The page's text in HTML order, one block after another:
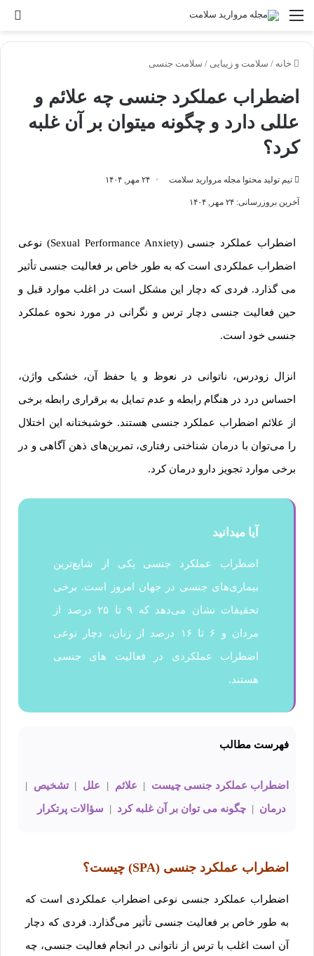
خانه / سلامت و زیبایی / سلامت جنسی
اضطراب عملکرد جنسی چه علائم و
عللی دارد و چگونه میتوان بر آن غلبه
کرد؟
تیم تولید محتوا مجله مروارید سلامت ۲۴ مهر, ۱۴۰۴
آخرین بروزرسانی: ۲۴ مهر, ۱۴۰۴
اضطراب عملکرد جنسی (Sexual Performance Anxiety) نوعی
اضطراب عملکردی است که به طور خاص بر فعالیت جنسی تأثیر
می گذارد. فردی که دچار این مشکل است در اغلب موارد قبل و
حین فعالیت جنسی دچار ترس و نگرانی در مورد نحوه عملکرد
جنسی خود است.
انزال زودرس، ناتوانی در نعوظ و یا حفظ آن، خشکی واژن،
احساس درد در هنگام رابطه و عدم تمایل به برقراری رابطه برخی
از علائم اضطراب عملکرد جنسی هستند. خوشبختانه این اختلال
را می‌توان با درمان شناختی رفتاری، تمرین‌های ذهن آگاهی و در
برخی موارد تجویز دارو درمان کرد.
آیا میدانید
اضطراب عملکرد جنسی یکی از شایع‌ترین
بیماری‌های جنسی در جهان امروز است. برخی
تحقیقات نشان می‌دهد که ۹ تا ۲۵ درصد از
مردان و ۶ تا ۱۶ درصد از زنان، دچار نوعی
اضطراب عملکردی در فعالیت های جنسی
هستند.
فهرست مطالب
اضطراب عملکرد جنسی چیست | علائم | علل | تشخیص |
درمان | چگونه می توان بر آن غلبه کرد | سؤالات پرتکرار
اضطراب عملکرد جنسی (SPA) چیست؟
اضطراب عملکرد جنسی نوعی اضطراب عملکردی است که
به طور خاص بر فعالیت جنسی تأثیر می‌گذارد. فردی که دچار
آن است اغلب با ترس از ناتوانی در انجام فعالیت جنسی، چه